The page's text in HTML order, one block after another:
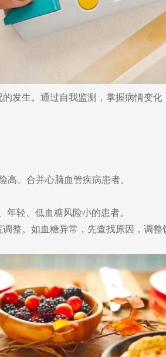
生。通过自我监测，掌握病情变化
、合并心脑血管疾病患者。
轻、低血糖风险小的患者。
。如血糖异常，先查找原因，调整